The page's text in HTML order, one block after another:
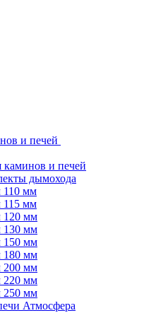
и печей
и печей
дымохода
110 мм
115 мм
120 мм
130 мм
150 мм
180 мм
200 мм
220 мм
250 мм
Атмосфера